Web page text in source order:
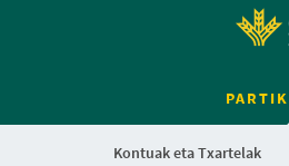
Kontuak eta Txartelak